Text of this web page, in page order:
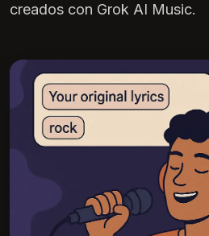
creados con Grok AI Music.